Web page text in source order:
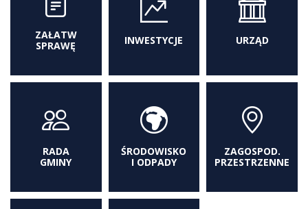
ZAŁATW
SPRAWĘ
INWESTYCJE URZĄD
RADA
GMINY
ŚRODOWISKO
I ODPADY
ZAGOSPOD.
PRZESTRZENNE